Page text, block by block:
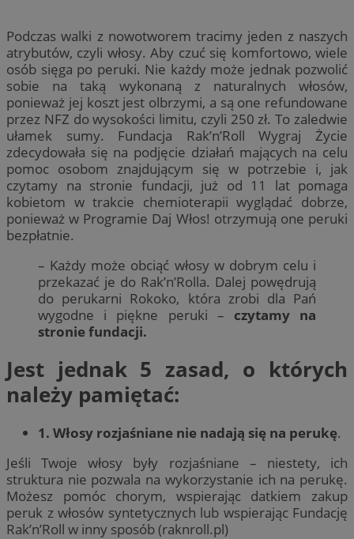
Podczas walki z nowotworem tracimy jeden z naszych
atrybutów, czyli włosy. Aby czuć się komfortowo, wiele
osób sięga po peruki. Nie każdy może jednak pozwolić
sobie na taką wykonaną z naturalnych włosów,
ponieważ jej koszt jest olbrzymi, a są one refundowane
przez NFZ do wysokości limitu, czyli 250 zł. To zaledwie
ułamek sumy. Fundacja Rak’n’Roll Wygraj Życie
zdecydowała się na podjęcie działań mających na celu
pomoc osobom znajdującym się w potrzebie i, jak
czytamy na stronie fundacji, już od 11 lat pomaga
kobietom w trakcie chemioterapii wyglądać dobrze,
ponieważ w Programie Daj Włos! otrzymują one peruki
bezpłatnie.
– Każdy może obciąć włosy w dobrym celu i
przekazać je do Rak’n’Rolla. Dalej powędrują
do perukarni Rokoko, która zrobi dla Pań
wygodne i piękne peruki – czytamy na
stronie fundacji.
Jest jednak 5 zasad, o których
należy pamiętać:
1. Włosy rozjaśniane nie nadają się na perukę.
Jeśli Twoje włosy były rozjaśniane – niestety, ich
struktura nie pozwala na wykorzystanie ich na perukę.
Możesz pomóc chorym, wspierając datkiem zakup
peruk z włosów syntetycznych lub wspierając Fundację
Rak’n’Roll w inny sposób (raknroll.pl)